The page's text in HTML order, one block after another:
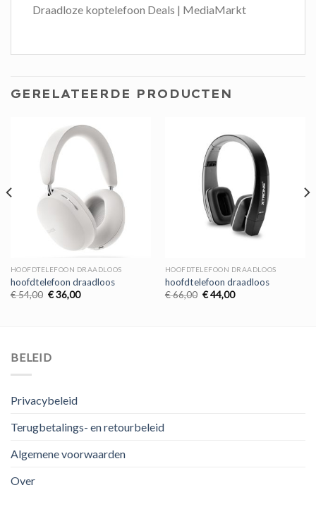
Draadloze koptelefoon Deals | MediaMarkt
GERELATEERDE PRODUCTEN
HOOFDTELEFOON DRAADLOOS
hoofdtelefoon draadloos
€54,00 Oorspronkelijke
€36,00Huidige
HOOFDTELEFOON DRAADLOOS
hoofdtelefoon draadloos
€66,00 Oorspronkelijke
€44,00Huidige
BELEID
Privacybeleid
Terugbetalings- en retourbeleid
Algemene voorwaarden
Over